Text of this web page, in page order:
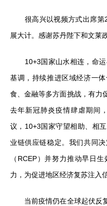
很高兴以视频方式出席第
展大计。感谢苏丹陛下和文莱
10+3国家山水相连，命运
基调，持续推进区域经济一
食、金融等多方面挑战，有力
去年新冠肺炎疫情肆虐期间
议，10+3国家守望相助、相
业链供应链稳定。我们共同
（RCEP）并努力推动早日
力，为促进地区经济复苏注入
当前疫情仍在全球起伏反复